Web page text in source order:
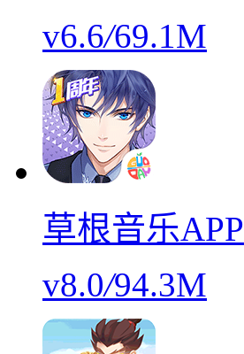
v6.6/69.1M
草根音乐APP
v8.0/94.3M